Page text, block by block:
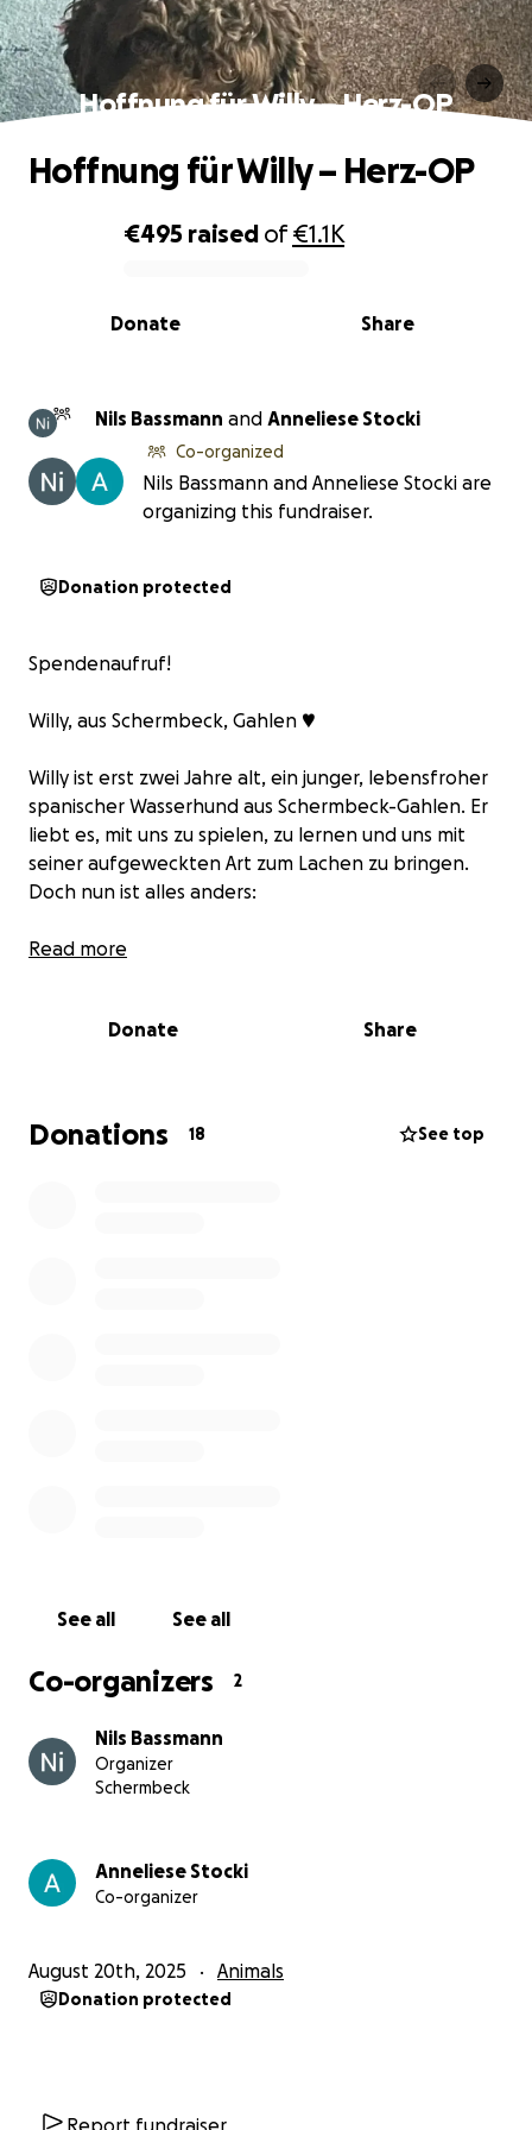
Hoffnung für Willy – Herz-OP
0% complete
€495 raised of€1.1K
Share
Donate
Hoffnung für Willy – Herz-OP
Nils Bassmann and Anneliese Stocki
Co-organized
Nils Bassmann and Anneliese Stocki are
organizing this fundraiser.
Donation protected
Spendenaufruf!
Willy, aus Schermbeck, Gahlen ♥️
Willy ist erst zwei Jahre alt, ein junger, lebensfroher
spanischer Wasserhund aus Schermbeck-Gahlen. Er
liebt es, mit uns zu spielen, zu lernen und uns mit
seiner aufgeweckten Art zum Lachen zu bringen.
Doch nun ist alles anders:
Bei einer Routineuntersuchung kam die
komplizierte Operation wird er keine Chance haben.
Kardiologen in Gießen gewandt. Er ist bereit, Willy zu
operieren, doch die Kosten sind enorm: ca. 7.000
dieses Aufrufs.
Read more
Donate Share
Donations 18 See top
See all See all
Co-organizers 2
Nils Bassmann
Organizer
Schermbeck
Anneliese Stocki
Co-organizer
August 20th, 2025 Animals
Donation protected
Report fundraiser